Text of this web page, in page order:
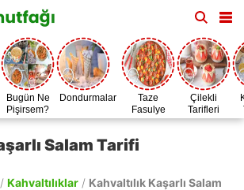
Bugün Ne
Pişirsem?
Dondurmalar
Taze
Fasulye
Zamanı
Çilekli
Tarifleri
Salam Tarifi
/ Kahvaltılıklar / Kahvaltılık Kaşarlı Salam